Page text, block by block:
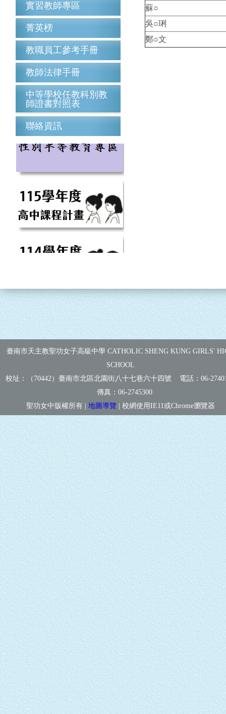
實習教師專區
菁英榜
教職員工參考手冊
教師法律手冊
中等學校任教科別教
師證書對照表
聯絡資訊
蘇○
吳○琍
鄭○文
臺南市天主教聖功女子高級中學 CATHOLIC SHENG KUNG GIRLS'
SCHOOL
校址：（70442）臺南市北區北園街八十七巷六十四號 電話：06-
傳真： 06-2745300
聖功女中版權所有 | 地圖導覽 | 校網使用IE11或Chrome瀏覽器